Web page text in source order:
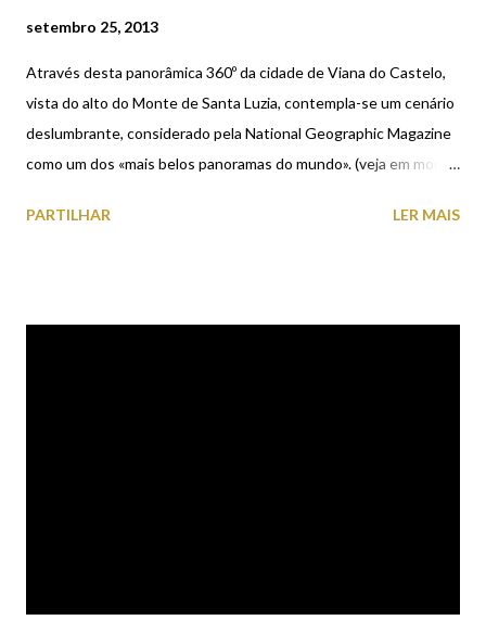
do Minho”, filme retrato documental sobre a identidade na região
do Alto Minho.
setembro 25, 2013
Através desta panorâmica 360º da cidade de Viana do Castelo,
vista do alto do Monte de Santa Luzia, contempla-se um cenário
deslumbrante, considerado pela National Geographic Magazine
como um dos «mais belos panoramas do mundo». (veja em modo
PARTILHAR
LER MAIS